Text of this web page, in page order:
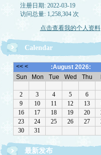
注册日期: 2022-03-19
访问总量: 1,258,304 次
点击查看我的个人资料
Calendar
最新发布